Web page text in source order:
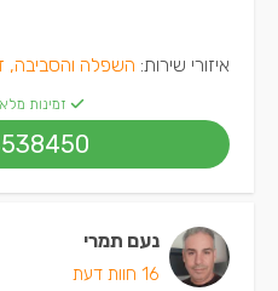
איזורי שירות: השפלה והסביבה,
זמינות
נעם תמרי
16 חוות דעת